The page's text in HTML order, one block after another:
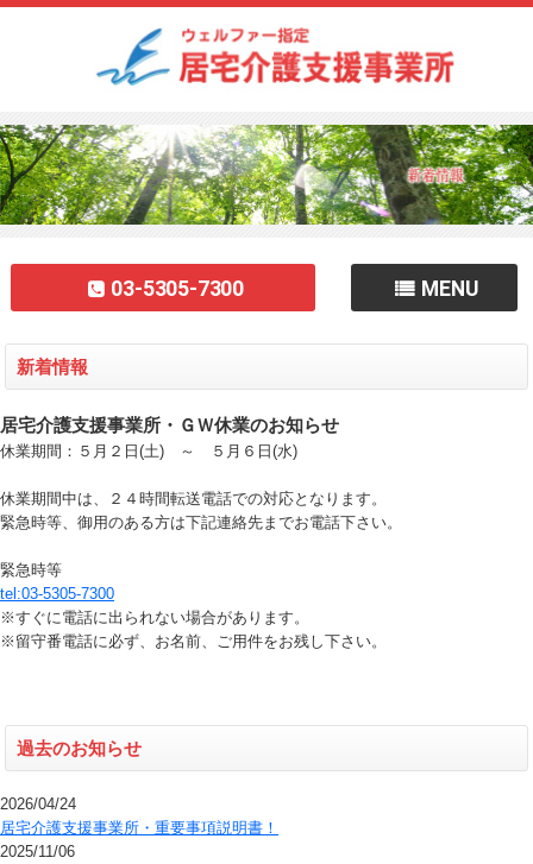
03-5305-7300 MENU
新着情報
居宅介護支援事業所・ＧＷ休業のお知らせ
休業期間：５月２日(土) ～ ５月６日(水)
休業期間中は、２４時間転送電話での対応となります。
緊急時等、御用のある方は下記連絡先までお電話下さい。
緊急時等
tel:03-5305-7300
※すぐに電話に出られない場合があります。
※留守番電話に必ず、お名前、ご用件をお残し下さい。
過去のお知らせ
2026/04/24
居宅介護支援事業所・重要事項説明書！
2025/11/06